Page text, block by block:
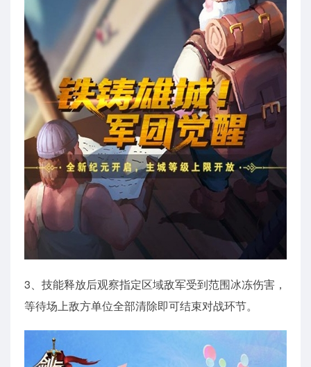
3、技能释放后观察指定区域敌军受到范围冰冻伤害，
等待场上敌方单位全部清除即可结束对战环节。